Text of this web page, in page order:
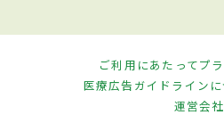
ご利用にあたってプ
医療広告ガイドライン
運営会社